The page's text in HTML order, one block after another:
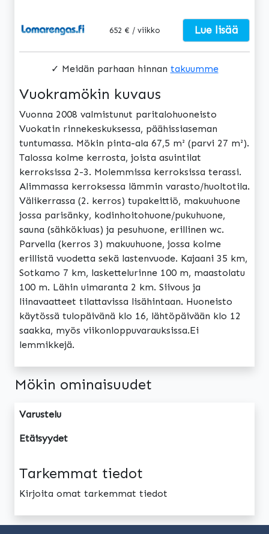
652 € / viikko Lue lisää
✓ Meidän parhaan hinnan takuumme
Vuokramökin kuvaus
Vuonna 2008 valmistunut paritalohuoneisto
Vuokatin rinnekeskuksessa, päähissiaseman
tuntumassa. Mökin pinta-ala 67,5 m² (parvi 27 m²).
Talossa kolme kerrosta, joista asuintilat
kerroksissa 2-3. Molemmissa kerroksissa terassi.
Alimmassa kerroksessa lämmin varasto/huoltotila.
Välikerrassa (2. kerros) tupakeittiö, makuuhuone
jossa parisänky, kodinhoitohuone/pukuhuone,
sauna (sähkökiuas) ja pesuhuone, erillinen wc.
Parvella (kerros 3) makuuhuone, jossa kolme
erillistä vuodetta sekä lastenvuode. Kajaani 35 km,
Sotkamo 7 km, laskettelurinne 100 m, maastolatu
100 m. Lähin uimaranta 2 km. Siivous ja
liinavaatteet tilattavissa lisähintaan. Huoneisto
käytössä tulopäivänä klo 16, lähtöpäivään klo 12
saakka, myös viikonloppuvarauksissa.Ei
lemmikkejä.
Mökin ominaisuudet
Varustelu
Etäisyydet
Tarkemmat tiedot
Kirjoita omat tarkemmat tiedot